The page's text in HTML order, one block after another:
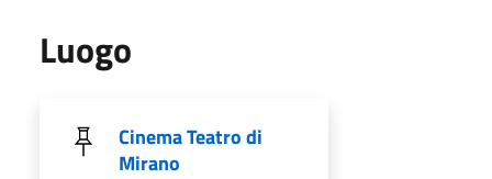
Luogo
Cinema Teatro di
Mirano